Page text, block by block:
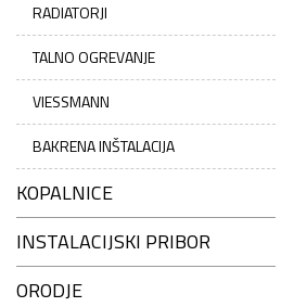
RADIATORJI
TALNO OGREVANJE
VIESSMANN
BAKRENA INŠTALACIJA
KOPALNICE
INSTALACIJSKI PRIBOR
ORODJE